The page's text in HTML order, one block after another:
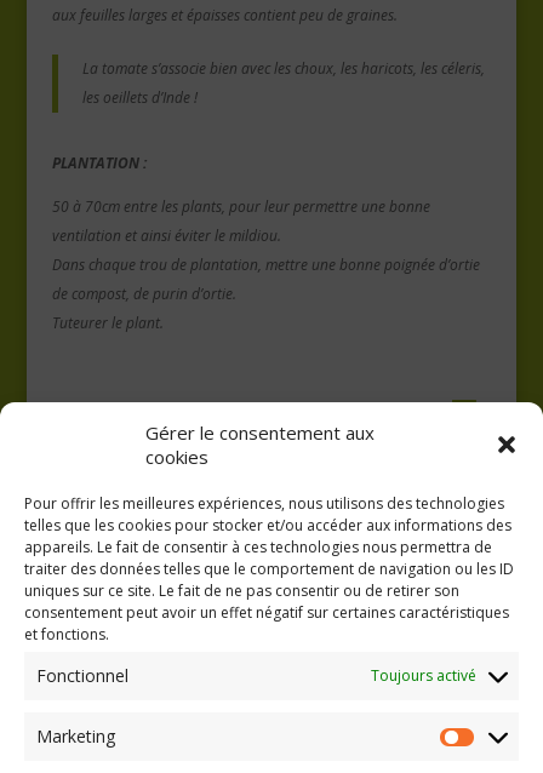
Gérer le consentement aux
cookies
Pour offrir les meilleures expériences, nous utilisons des technologies
telles que les cookies pour stocker et/ou accéder aux informations des
appareils. Le fait de consentir à ces technologies nous permettra de
traiter des données telles que le comportement de navigation ou les ID
uniques sur ce site. Le fait de ne pas consentir ou de retirer son
consentement peut avoir un effet négatif sur certaines caractéristiques
et fonctions.
Fonctionnel Toujours activé
Marketing Marketing
aux feuilles larges et épaisses contient peu de graines.
La tomate s’associe bien avec les choux, les haricots, les céleris,
les oeillets d’Inde !
PLANTATION :
50 à 70cm entre les plants, pour leur permettre une bonne
ventilation et ainsi éviter le mildiou.
Dans chaque trou de plantation, mettre une bonne poignée d’ortie
de compost, de purin d’ortie.
Tuteurer le plant.
GAEC A la volée
Kergreach - Loperhet
06 65 62 84 25